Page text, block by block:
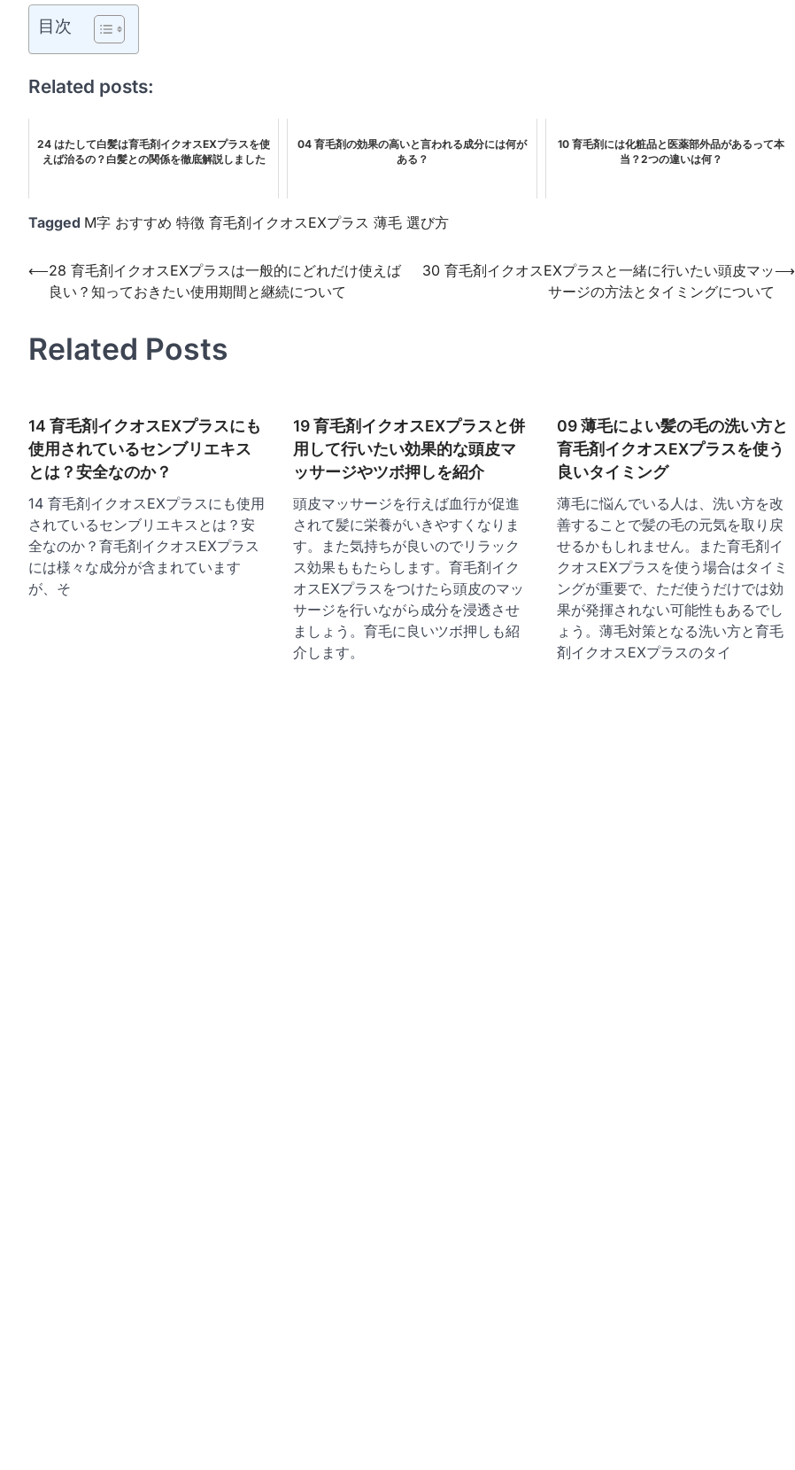
目次
Related posts:
24 はたして白髪は育毛剤イクオスEXプラスを使
えば治るの？白髪との関係を徹底解説しました
04 育毛剤の効果の高いと言われる成分には何が
ある？
10 育毛剤には化粧品と医薬部外品があるって本
当？2つの違いは何？
Tagged M字 おすすめ 特徴 育毛剤イクオスEXプラス 薄毛 選び方
投
ビ
シ
ョ
⟵28 育毛剤イクオスEXプラスは一般的にどれだけ使えば
良い？知っておきたい使用期間と継続について
30 育毛剤イクオスEXプラスと一緒に行いたい頭皮マッ
サージの方法とタイミングについて
⟶
Related Posts
14 育毛剤イクオスEXプラスにも
使用されているセンブリエキス
とは？安全なのか？
14 育毛剤イクオスEXプラスにも使用
されているセンブリエキスとは？安
全なのか？育毛剤イクオスEXプラス
には様々な成分が含まれています
が、そ
19 育毛剤イクオスEXプラスと併
用して行いたい効果的な頭皮マ
ッサージやツボ押しを紹介
頭皮マッサージを行えば血行が促進
されて髪に栄養がいきやすくなりま
す。また気持ちが良いのでリラック
ス効果ももたらします。育毛剤イク
オスEXプラスをつけたら頭皮のマッ
サージを行いながら成分を浸透させ
ましょう。育毛に良いツボ押しも紹
介します。
09 薄毛によい髪の毛の洗い方と
育毛剤イクオスEXプラスを使う
良いタイミング
薄毛に悩んでいる人は、洗い方を改
善することで髪の毛の元気を取り戻
せるかもしれません。また育毛剤イ
クオスEXプラスを使う場合はタイミ
ングが重要で、ただ使うだけでは効
果が発揮されない可能性もあるでし
ょう。薄毛対策となる洗い方と育毛
剤イクオスEXプラスのタイ